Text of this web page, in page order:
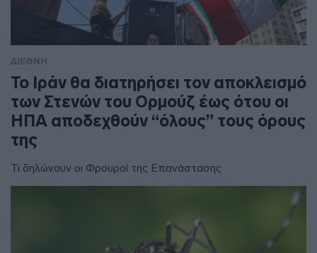
ΔΙΕΘΝΗ
To Ιράν θα διατηρήσει τον αποκλεισμό
των Στενών του Ορμούζ έως ότου οι
ΗΠΑ αποδεχθούν “όλους” τους όρους
της
Τι δηλώνουν οι Φρουροί της Επανάστασης